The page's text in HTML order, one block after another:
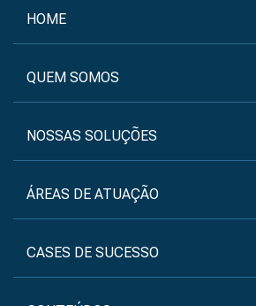
HOME
QUEM SOMOS
NOSSAS SOLUÇÕES
ÁREAS DE ATUAÇÃO
CASES DE SUCESSO